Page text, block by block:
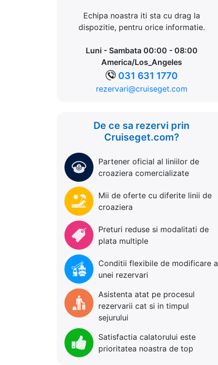
Echipa noastra iti sta cu drag la
dispozitie, pentru orice informatie.
Luni - Sambata 00:00 - 08:00
America/Los_Angeles
031 631 1770
rezervari@cruiseget.com
De ce sa rezervi prin
Cruiseget.com?
Partener oficial al liniilor de
croaziera comercializate
Mii de oferte cu diferite linii de
croaziera
Preturi reduse si modalitati de
plata multiple
Conditii flexibile de modificare a
unei rezervari
Asistenta atat pe procesul
rezervarii cat si in timpul
sejurului
Satisfactia calatorului este
prioritatea noastra de top